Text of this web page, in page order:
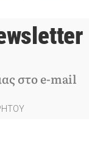
στο e-mail